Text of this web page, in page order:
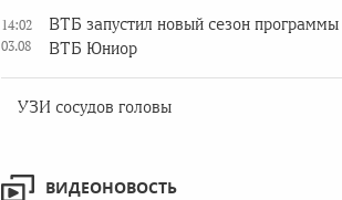
14:02
03.08
ВТБ запустил новый сезон
ВТБ Юниор
УЗИ сосудов головы
ВИДЕОНОВОСТЬ